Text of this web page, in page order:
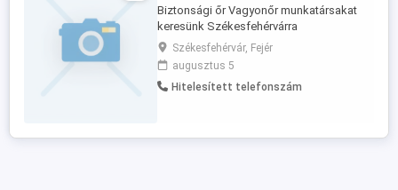
Biztonsági őr Vagyonőr munkatársakat
keresünk Székesfehérvárra
Székesfehérvári építkezéseinkre
keresünk megbízható, önálló
munkavégzésre képes vagyonőr
kollégákat hosszú távra. Választható
nappali műszak Főbb feladatok: A ...
Székesfehérvár, Fejér
augusztus 5
Hitelesített telefonszám